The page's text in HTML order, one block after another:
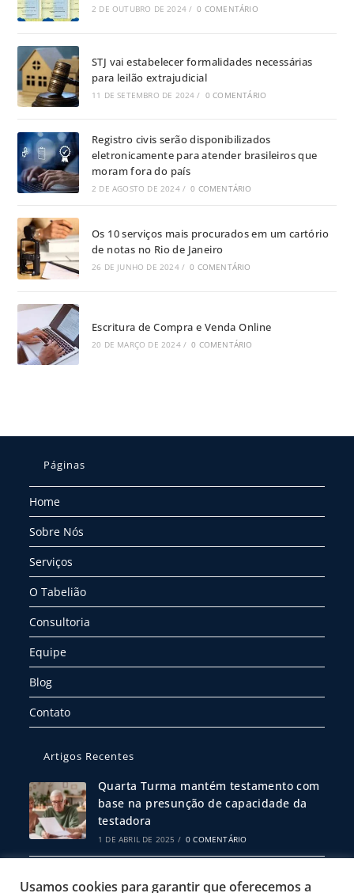
2 DE OUTUBRO DE 2024 / 0 COMENTÁRIO
STJ vai estabelecer formalidades necessárias
para leilão extrajudicial
11 DE SETEMBRO DE 2024 / 0 COMENTÁRIO
Registro civis serão disponibilizados
eletronicamente para atender brasileiros que
moram fora do país
2 DE AGOSTO DE 2024 / 0 COMENTÁRIO
Os 10 serviços mais procurados em um cartório
de notas no Rio de Janeiro
26 DE JUNHO DE 2024 / 0 COMENTÁRIO
Escritura de Compra e Venda Online
20 DE MARÇO DE 2024 / 0 COMENTÁRIO
Páginas
Home
Sobre Nós
Serviços
O Tabelião
Consultoria
Equipe
Blog
Contato
Artigos Recentes
Quarta Turma mantém testamento com
base na presunção de capacidade da
testadora
1 DE ABRIL DE 2025 / 0 COMENTÁRIO
Escritura Pública ou Particular: Qual
Usamos cookies para garantir que oferecemos a